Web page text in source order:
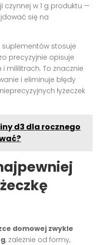
w 1 g produktu —
się na
stosuje
precyzyjnie opisuje
mililitrach. To znacznie
i eliminuje błędy
łyżeczek
d3 dla rocznego
domowej zwykle
, zależnie od formy,